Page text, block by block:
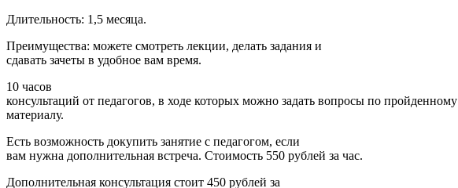
Длительность: 1,5 месяца.
Преимущества: можете смотреть лекции, делать задания и
сдавать зачеты в удобное вам время.
10 часов
консультаций от педагогов, в ходе которых можно задать вопросы по пройденному
материалу.
Есть возможность докупить занятие с педагогом, если
вам нужна дополнительная встреча. Стоимость 550 рублей за час.
Дополнительная консультация стоит 450 рублей за